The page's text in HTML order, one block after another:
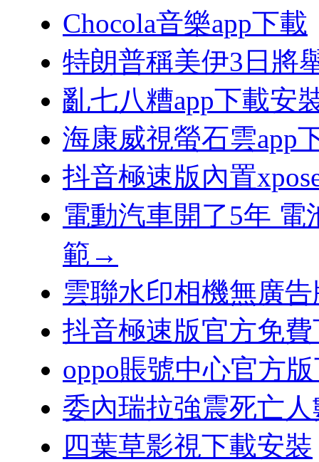
Chocola音樂app下載
特朗普稱美伊3日將
亂七八糟app下載安
海康威視螢石雲app
抖音極速版內置
電動汽車開了5年
範→
雲聯水印相機無廣告
抖音極速版官方免
oppo賬號中心官方
委內瑞拉強震死亡
四葉草影視下載安裝